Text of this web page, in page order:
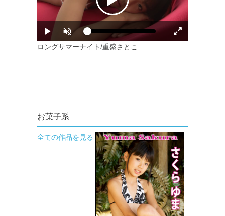
お菓子系
全ての作品を見る